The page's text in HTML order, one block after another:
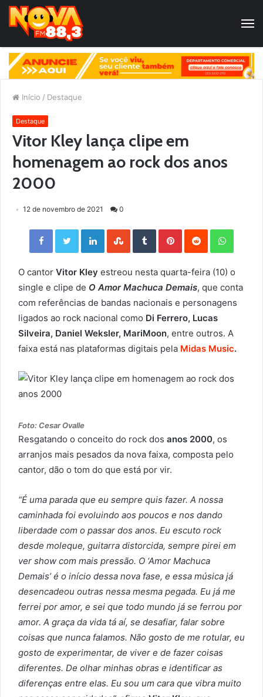
Início / Destaque
Destaque
Vitor Kley lança clipe em
homenagem ao rock dos anos
2000
12 de novembro de 2021 0
Facebook Twitter LinkedIn StumbleUpon Tumblr Pinterest Reddit
O cantor Vitor Kley estreou nesta quarta-feira (10) o
single e clipe de O Amor Machuca Demais, que conta
com referências de bandas nacionais e personagens
ligados ao rock nacional como Di Ferrero, Lucas
Silveira, Daniel Weksler, MariMoon, entre outros. A
faixa está nas plataformas digitais pela Midas Music.
Foto: Cesar Ovalle
Resgatando o conceito do rock dos anos 2000, os
arranjos mais pesados da nova faixa, composta pelo
cantor, dão o tom do que está por vir.
“É uma parada que eu sempre quis fazer. A nossa
caminhada foi evoluindo aos poucos e nos dando
liberdade com o passar dos anos. Eu escuto rock
desde moleque, guitarra distorcida, sempre pirei em
ver show com mais pressão. O ‘Amor Machuca
Demais’ é o início dessa nova fase, e essa música já
desencadeou outras nessa mesma pegada. Eu já me
ferrei por amor, e sei que todo mundo já se ferrou por
amor. A graça da vida tá aí, se desafiar, falar sobre
coisas que nunca falamos. Não gosto de me rotular, eu
gosto de experimentar, de viver e de fazer coisas
diferentes. De olhar minhas obras e identificar as
diferenças entre elas. Eu sou um cara que vibra muito